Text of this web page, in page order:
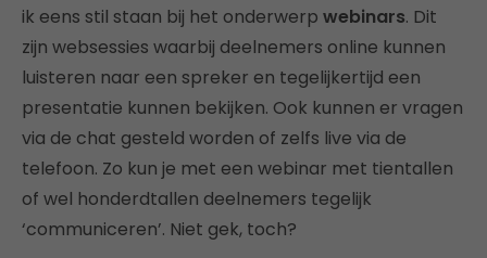
ik eens stil staan bij het onderwerp webinars. Dit
zijn websessies waarbij deelnemers online kunnen
luisteren naar een spreker en tegelijkertijd een
presentatie kunnen bekijken. Ook kunnen er vragen
via de chat gesteld worden of zelfs live via de
telefoon. Zo kun je met een webinar met tientallen
of wel honderdtallen deelnemers tegelijk
‘communiceren’. Niet gek, toch?